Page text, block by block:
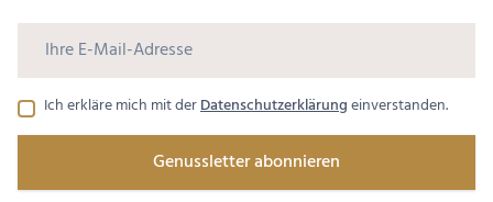
Ich erkläre mich mit derDatenschutzerklärungeinverstanden.
Genussletter abonnieren